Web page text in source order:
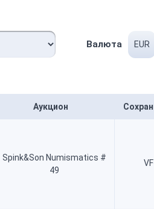
Валюта EUR
Аукцион
Spink&Son Numismatics #
49